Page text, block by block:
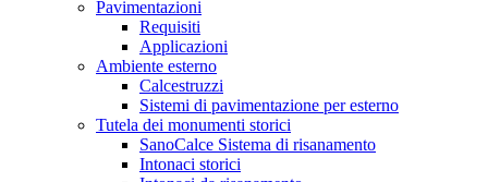
Pavimentazioni
Requisiti
Applicazioni
Ambiente esterno
Calcestruzzi
Sistemi di pavimentazione per esterno
Tutela dei monumenti storici
SanoCalce Sistema di risanamento
Intonaci storici